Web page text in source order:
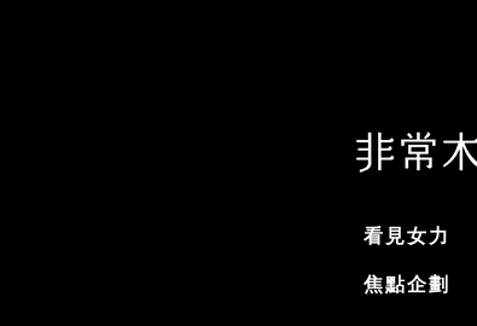
看見女力
焦點企劃